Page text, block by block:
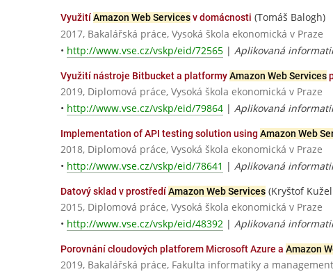
VyužitíAmazon Web Servicesv domácnosti (Tomáš Balogh)
2017, Bakalářská práce, Vysoká škola ekonomická v Praze
• http://www.vse.cz/vskp/eid/72565 | Aplikovaná
Využití nástroje Bitbucket a platformyAmazon Web Services
2019, Diplomová práce, Vysoká škola ekonomická v Praze
• http://www.vse.cz/vskp/eid/79864 | Aplikovaná
Implementation of API testing solution using Amazon Web
2018, Diplomová práce, Vysoká škola ekonomická v Praze
• http://www.vse.cz/vskp/eid/78641 | Aplikovaná
Datový sklad v prostředíAmazon Web Services (Kryštof
2015, Diplomová práce, Vysoká škola ekonomická v Praze
• http://www.vse.cz/vskp/eid/48392 | Aplikovaná
Porovnání cloudových platforem Microsoft Azure a Amazon
2019, Bakalářská práce, Fakulta informatiky a